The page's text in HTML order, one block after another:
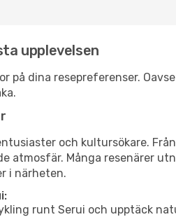
upplevelsen
på dina resepreferenser.
och kultursökare.
atmosfär. Många resenärer
i närheten.
runt Serui och upptäck